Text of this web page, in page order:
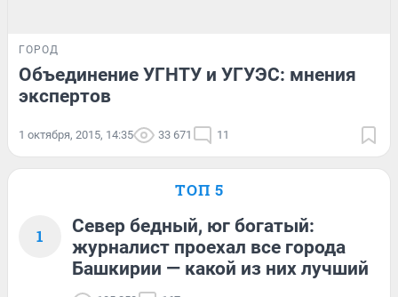
ГОРОД
Объединение УГНТУ и УГУЭС: мнения
экспертов
1 октября, 2015, 14:35 33 671 11
ТОП 5
1
Север бедный, юг богатый:
журналист проехал все города
Башкирии — какой из них лучший